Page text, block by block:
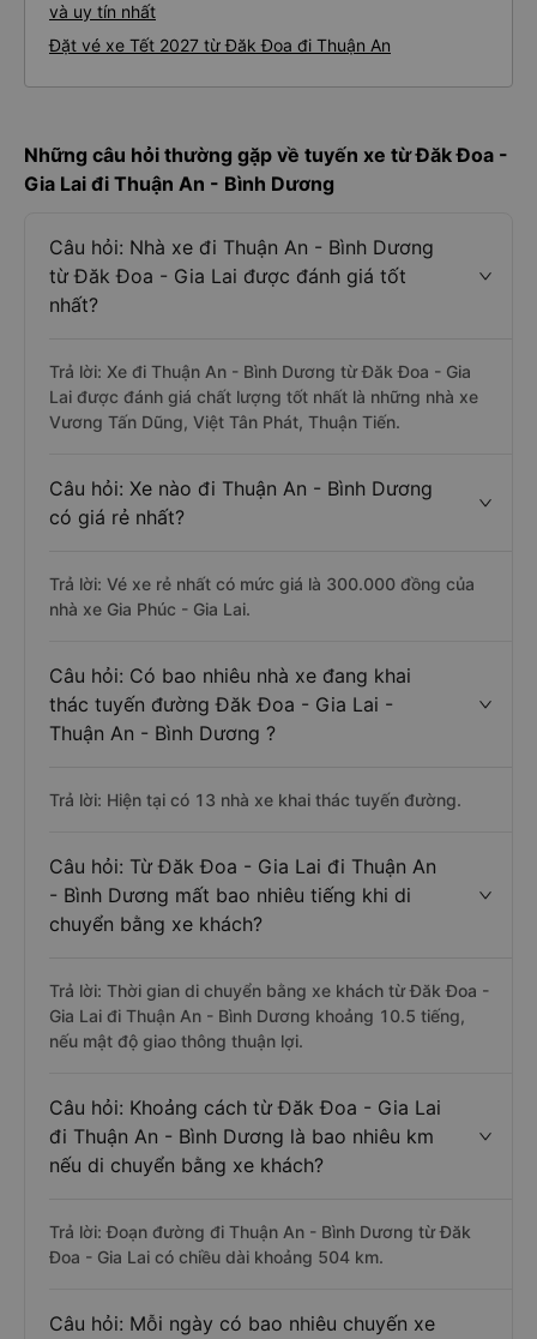
và uy tín nhất
Đặt vé xe Tết 2027 từ Đăk Đoa đi Thuận An
Những câu hỏi thường gặp về tuyến xe từ Đăk Đoa -
Gia Lai đi Thuận An - Bình Dương
Câu hỏi: Nhà xe đi Thuận An - Bình Dương
từ Đăk Đoa - Gia Lai được đánh giá tốt
nhất?
Trả lời: Xe đi Thuận An - Bình Dương từ Đăk Đoa - Gia
Lai được đánh giá chất lượng tốt nhất là những nhà xe
Vương Tấn Dũng, Việt Tân Phát, Thuận Tiến.
Câu hỏi: Xe nào đi Thuận An - Bình Dương
có giá rẻ nhất?
Trả lời: Vé xe rẻ nhất có mức giá là 300.000 đồng của
nhà xe Gia Phúc - Gia Lai.
Câu hỏi: Có bao nhiêu nhà xe đang khai
thác tuyến đường Đăk Đoa - Gia Lai -
Thuận An - Bình Dương ?
Trả lời: Hiện tại có 13 nhà xe khai thác tuyến đường.
Câu hỏi: Từ Đăk Đoa - Gia Lai đi Thuận An
- Bình Dương mất bao nhiêu tiếng khi di
chuyển bằng xe khách?
Trả lời: Thời gian di chuyển bằng xe khách từ Đăk Đoa -
Gia Lai đi Thuận An - Bình Dương khoảng 10.5 tiếng,
nếu mật độ giao thông thuận lợi.
Câu hỏi: Khoảng cách từ Đăk Đoa - Gia Lai
đi Thuận An - Bình Dương là bao nhiêu km
nếu di chuyển bằng xe khách?
Trả lời: Đoạn đường đi Thuận An - Bình Dương từ Đăk
Đoa - Gia Lai có chiều dài khoảng 504 km.
Câu hỏi: Mỗi ngày có bao nhiêu chuyến xe